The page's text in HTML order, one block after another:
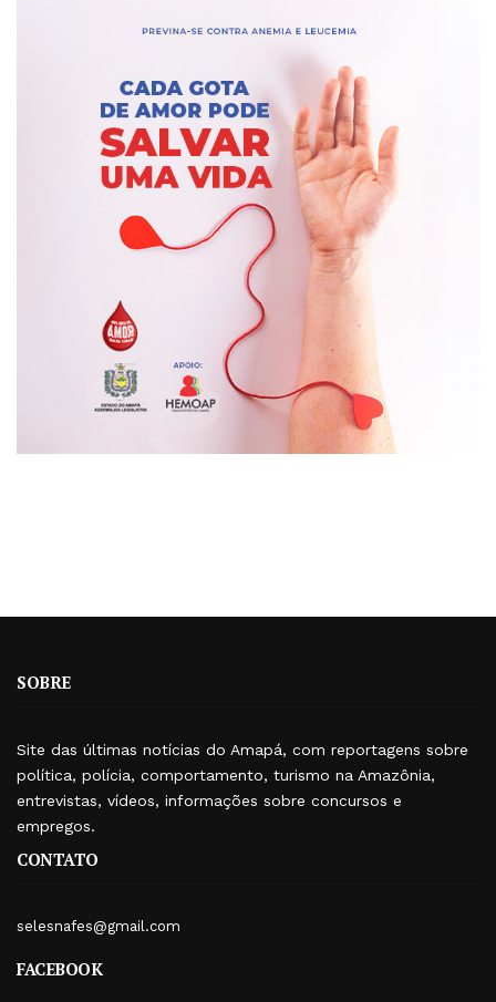
SOBRE
Site das últimas notícias do Amapá, com reportagens sobre
política, polícia, comportamento, turismo na Amazônia,
entrevistas, vídeos, informações sobre concursos e
empregos.
CONTATO
selesnafes@gmail.com
FACEBOOK